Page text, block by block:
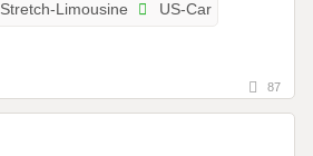
Stretch-Limousine US-Car
87